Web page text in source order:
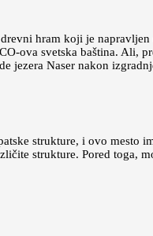
hram koji je
ova svetska baština. Ali,
jezera Naser nakon
strukture, i ovo mesto
strukture. Pored toga,